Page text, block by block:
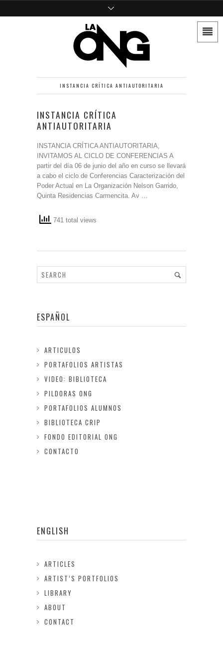
INSTANCIA CRÍTICA ANTIAUTORITARIA
INSTANCIA CRÍTICA
ANTIAUTORITARIA
INSTANCIA CRÍTICA ANTIAUTORITARIA,
INVITAMOS AL CICLO DE CONFERENCIAS A
partir del día 06 de junio del año en curso se llevará
a cabo el ciclo de Conferencias Caracterización del
Poder Actual en La Organización Nelson Garrido,
Quinta Residencias Carmencita. Av …
741 total views
ESPAÑOL
ARTICULOS
PORTAFOLIOS ARTISTAS
VIDEO: BIBLIOTECA
PILDORAS ONG
PORTAFOLIOS ALUMNOS
BIBLIOTECA CRIP
FONDO EDITORIAL ONG
CONTACTO
ENGLISH
ARTICLES
ARTIST’S PORTFOLIOS
LIBRARY
ABOUT
CONTACT